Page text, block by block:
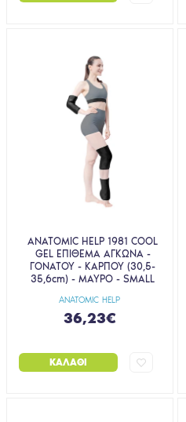
ANATOMIC HELP
ANATOMIC HELP 1981 COOL
GEL ΕΠΙΘΕΜΑ ΑΓΚΩΝΑ -
ΓΟΝΑΤΟΥ - ΚΑΡΠΟΥ (30,5-
35,6cm) - ΜΑΥΡΟ - SMALL
36,23€
ΚΑΛΆΘΙ